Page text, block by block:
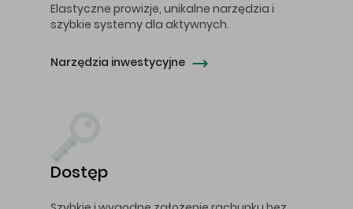
Elastyczne prowizje, unikalne narzędzia i
szybkie systemy dla aktywnych.
Narzędzia inwestycyjne
Dostęp